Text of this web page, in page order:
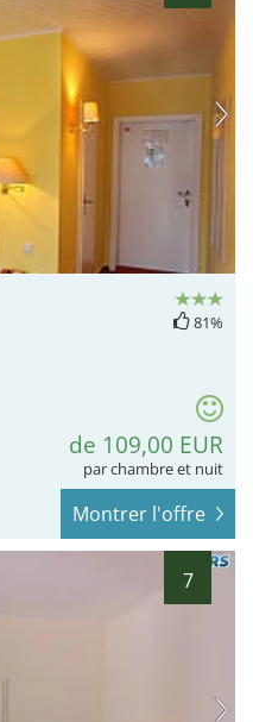
81%
de 109,00 EUR
par chambre et nuit
Montrer l'offre
7